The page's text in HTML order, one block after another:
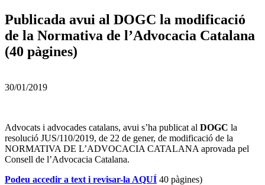
Publicada avui al DOGC la modificació
de la Normativa de l’Advocacia Catalana
(40 pàgines)
30/01/2019
Advocats i advocades catalans, avui s’ha publicat al DOGC la
resolució JUS/110/2019, de 22 de gener, de modificació de la
NORMATIVA DE L’ADVOCACIA CATALANA aprovada pel
Consell de l’Advocacia Catalana.
Podeu accedir a text i revisar-la AQUÍ 40 pàgines)